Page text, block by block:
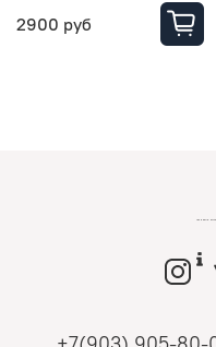
2900 руб